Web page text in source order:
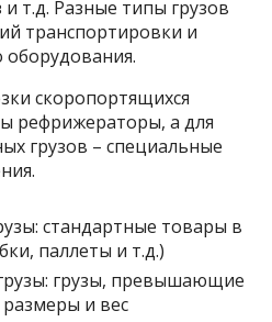
т.д. Разные типы грузов
транспортировки и
оборудования.
скоропортящихся
рефрижераторы, а для
грузов – специальные
стандартные товары в
паллеты и т.д.)
грузы, превышающие
и вес